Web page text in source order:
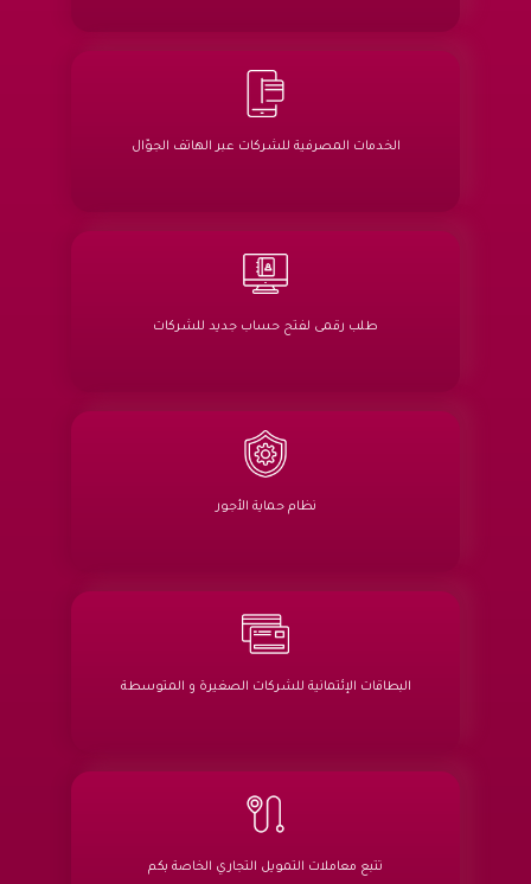
الخدمات المصرفية للشركات عبر الهاتف الجوّال
طلب رقمى لفتح حساب جديد للشركات
نظام حماية الأجور
البطاقات الإئتمانية للشركات الصغيرة و المتوسطة
تتبع معاملات التمويل التجاري الخاصة بكم